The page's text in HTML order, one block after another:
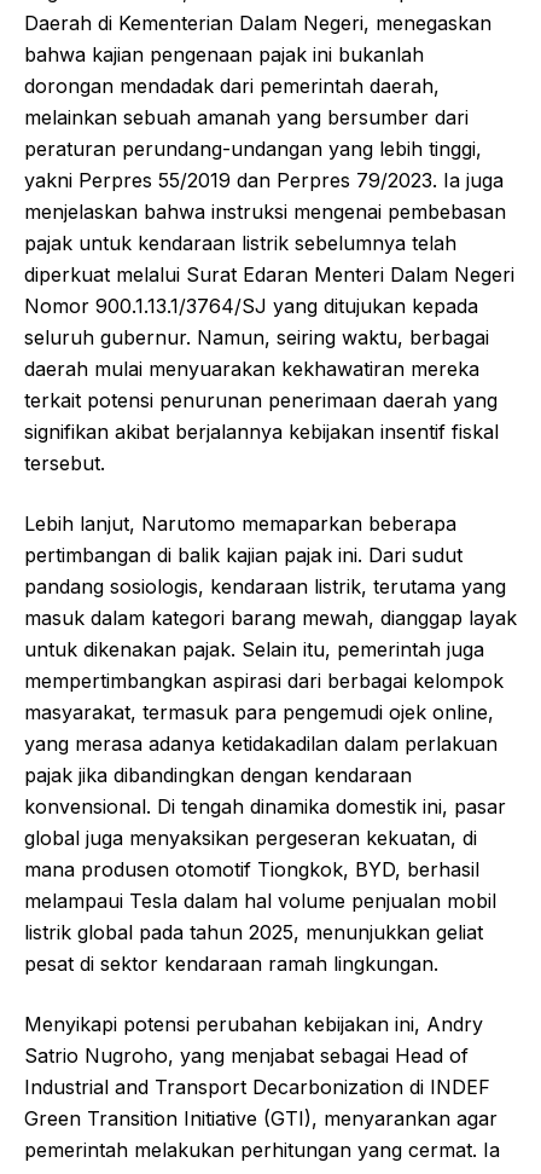
Daerah di Kementerian Dalam Negeri, menegaskan
bahwa kajian pengenaan pajak ini bukanlah
dorongan mendadak dari pemerintah daerah,
melainkan sebuah amanah yang bersumber dari
peraturan perundang-undangan yang lebih tinggi,
yakni Perpres 55/2019 dan Perpres 79/2023. Ia juga
menjelaskan bahwa instruksi mengenai pembebasan
pajak untuk kendaraan listrik sebelumnya telah
diperkuat melalui Surat Edaran Menteri Dalam Negeri
Nomor 900.1.13.1/3764/SJ yang ditujukan kepada
seluruh gubernur. Namun, seiring waktu, berbagai
daerah mulai menyuarakan kekhawatiran mereka
terkait potensi penurunan penerimaan daerah yang
signifikan akibat berjalannya kebijakan insentif fiskal
tersebut.
Lebih lanjut, Narutomo memaparkan beberapa
pertimbangan di balik kajian pajak ini. Dari sudut
pandang sosiologis, kendaraan listrik, terutama yang
masuk dalam kategori barang mewah, dianggap layak
untuk dikenakan pajak. Selain itu, pemerintah juga
mempertimbangkan aspirasi dari berbagai kelompok
masyarakat, termasuk para pengemudi ojek online,
yang merasa adanya ketidakadilan dalam perlakuan
pajak jika dibandingkan dengan kendaraan
konvensional. Di tengah dinamika domestik ini, pasar
global juga menyaksikan pergeseran kekuatan, di
mana produsen otomotif Tiongkok, BYD, berhasil
melampaui Tesla dalam hal volume penjualan mobil
listrik global pada tahun 2025, menunjukkan geliat
pesat di sektor kendaraan ramah lingkungan.
Menyikapi potensi perubahan kebijakan ini, Andry
Satrio Nugroho, yang menjabat sebagai Head of
Industrial and Transport Decarbonization di INDEF
Green Transition Initiative (GTI), menyarankan agar
pemerintah melakukan perhitungan yang cermat. Ia